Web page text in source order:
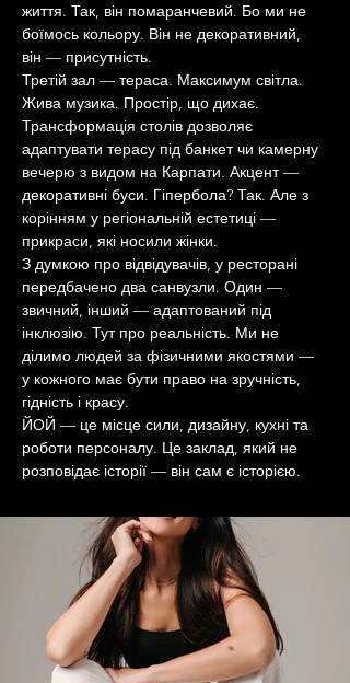
життя. Так, він помаранчевий. Бо ми не
боїмось кольору. Він не декоративний,
він — присутність.
Третій зал — тераса. Максимум світла.
Жива музика. Простір, що дихає.
Трансформація столів дозволяє
адаптувати терасу під банкет чи камерну
вечерю з видом на Карпати. Акцент —
декоративні буси. Гіпербола? Так. Але з
корінням у регіональній естетиці —
прикраси, які носили жінки.
З думкою про відвідувачів, у ресторані
передбачено два санвузли. Один —
звичний, інший — адаптований під
інклюзію. Тут про реальність. Ми не
ділимо людей за фізичними якостями —
у кожного має бути право на зручність,
гідність і красу.
ЙОЙ — це місце сили, дизайну, кухні та
роботи персоналу. Це заклад, який не
розповідає історії — він сам є історією.